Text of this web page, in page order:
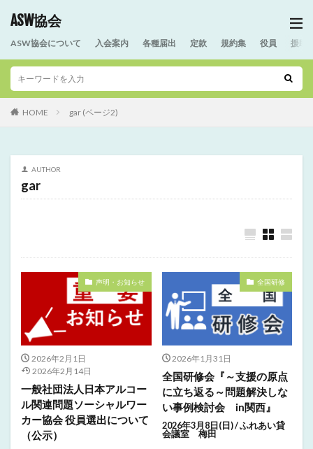
ASW協会
ASW協会について 入会案内 各種届出 定款 規約集 役員 援助
HOME gar (ページ2)
AUTHOR
gar
声明・お知らせ
2026年2月1日
2026年2月14日
一般社団法人日本アルコー
ル関連問題ソーシャルワー
カー協会 役員選出について
（公示）
全国研修
2026年1月31日
全国研修会『～支援の原点
に立ち返る～問題解決しな
い事例検討会 in関西』
2026年3月8日(日) / ふれあい貸
会議室 梅田